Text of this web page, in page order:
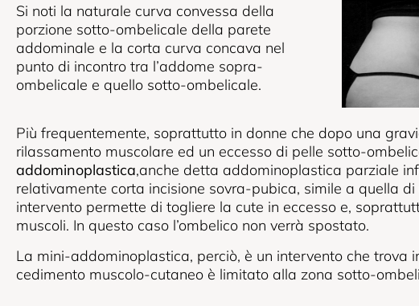
Si noti la naturale curva convessa della
porzione sotto-ombelicale della parete
addominale e la corta curva concava nel
punto di incontro tra l’addome sopra-
ombelicale e quello sotto-ombelicale.
Più frequentemente, soprattutto in donne che dopo una
rilassamento muscolare ed un eccesso di pelle sotto-
addominoplastica,anche detta addominoplastica parziale
relativamente corta incisione sovra-pubica, simile a quella
intervento permette di togliere la cute in eccesso e,
muscoli. In questo caso l’ombelico non verrà spostato.
La mini-addominoplastica, perciò, è un intervento che trova
cedimento muscolo-cutaneo è limitato alla zona sotto-